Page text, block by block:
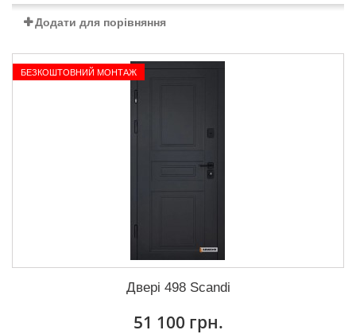
Додати для порівняння
БЕЗКОШТОВНИЙ МОНТАЖ
Двері 498 Scandi
51 100 грн.